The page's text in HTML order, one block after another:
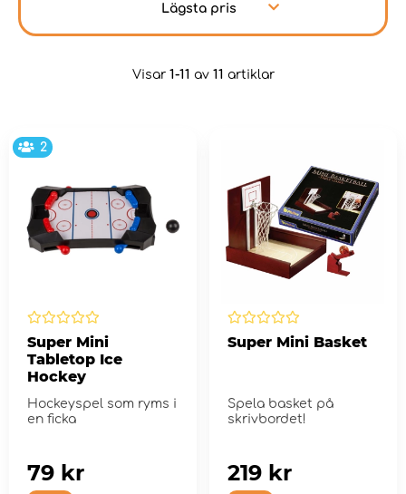
Lägsta pris
Visar 1-11 av 11 artiklar
2
Super Mini
Tabletop Ice
Hockey
Hockeyspel som ryms i
en ficka
79 kr
Super Mini Basket
Spela basket på
skrivbordet!
219 kr